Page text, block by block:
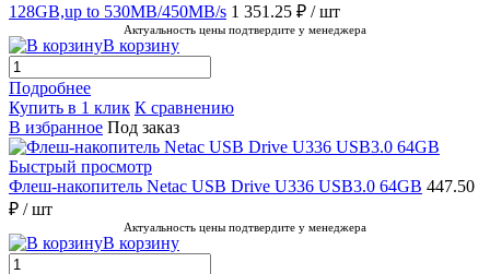
128GB,up to 530MB/450MB/s 1 351.25 ₽ / шт
Актуальность цены подтвердите у менеджера
В корзину
Подробнее
Купить в 1 клик К сравнению
В избранное Под заказ
Быстрый просмотр
Флеш-накопитель Netac USB Drive U336 USB3.0 64GB 447.50
₽ / шт
Актуальность цены подтвердите у менеджера
В корзину